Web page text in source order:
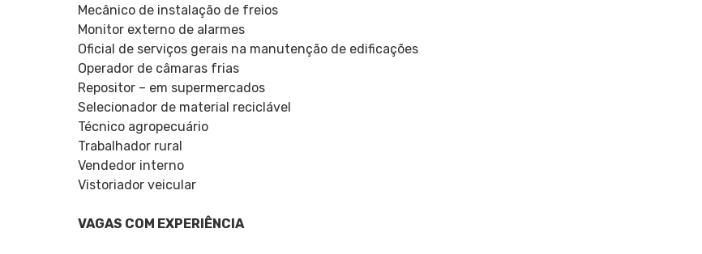
Mecânico de instalação de freios
Monitor externo de alarmes
Oficial de serviços gerais na manutenção de edificações
Operador de câmaras frias
Repositor – em supermercados
Selecionador de material reciclável
Técnico agropecuário
Trabalhador rural
Vendedor interno
Vistoriador veicular
VAGAS COM EXPERIÊNCIA